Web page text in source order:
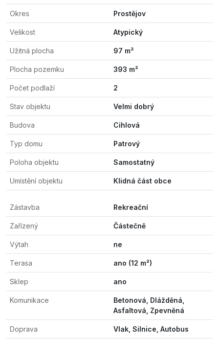
Okres Prostějov
Velikost Atypický
Užitná plocha 97 m²
Plocha pozemku 393 m²
Počet podlaží 2
Stav objektu Velmi dobrý
Budova Cihlová
Typ domu Patrový
Poloha objektu Samostatný
Umístění objektu Klidná část obce
Zástavba Rekreační
Zařízený Částečně
Výtah ne
Terasa ano (12 m²)
Sklep ano
Komunikace
Betonová, Dlážděná,
Asfaltová, Zpevněná
Doprava Vlak, Silnice, Autobus